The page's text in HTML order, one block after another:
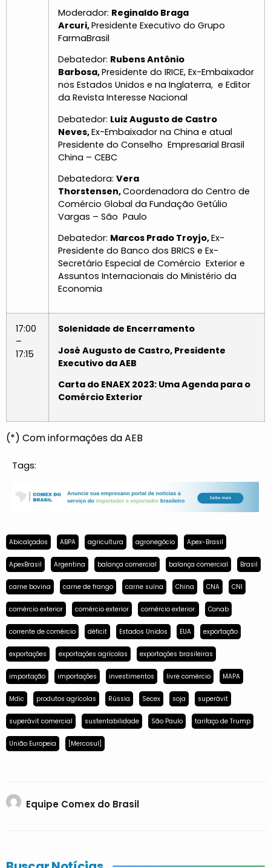
Moderador: Reginaldo Braga
Arcuri,Presidente Executivo do Grupo
FarmaBrasil
Debatedor: Rubens Antônio
Barbosa,Presidente do IRICE, Ex-Embaixador
nos Estados Unidos e na Inglaterra, e Editor
da Revista Interesse Nacional
Debatedor: Luiz Augusto de Castro
Neves,Ex-Embaixador na China e atual
Presidente do Conselho Empresarial Brasil
China – CEBC
Debatedora: Vera
Thorstensen,Coordenadora do Centro de
Comércio Global da Fundação Getúlio
Vargas – São Paulo
Debatedor: Marcos Prado Troyjo,Ex-
Presidente do Banco dos BRICS e Ex-
Secretário Especial de Comércio Exterior e
Assuntos Internacionais do Ministério da
Economia
17:00
–
17:15
Solenidade de Encerramento
José Augusto de Castro, Presidente
Executivo da AEB
Carta do ENAEX 2023: Uma Agenda para o
Comércio Exterior
(*) Com informações da AEB
Tags:
Abicalçados ABPA agricultura agronegócio Apex-Brasil
ApexBrasil Argentina balança comercial balança comercial Brasil
carne bovina carne de frango carne suína China CNA CNI
comércio exterior comércio exterior comércio exterior. Conab
corrente de comércio déficit Estados Unidos EUA exportação
exportações exportações agrícolas exportações brasileiras
importação importações investimentos livre comércio MAPA
Mdic produtos agrícolas Rússia Secex soja superávit
superávit comercial sustentabilidade São Paulo tarifaço de Trump
União Europeia [Mercosul]
Equipe Comex do Brasil